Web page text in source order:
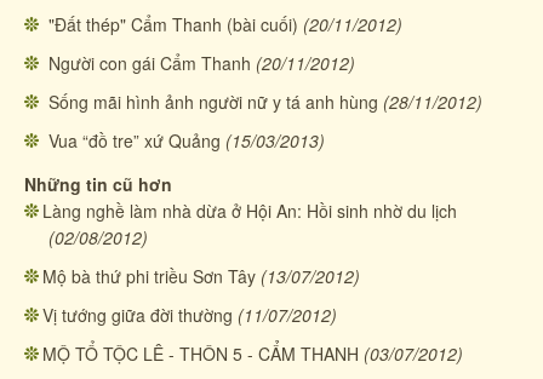
"Đất thép" Cẩm Thanh (bài cuối) (20/11/2012)
Người con gái Cẩm Thanh (20/11/2012)
Sống mãi hình ảnh người nữ y tá anh hùng (28/11/2012)
Vua “đồ tre” xứ Quảng (15/03/2013)
Những tin cũ hơn
Làng nghề làm nhà dừa ở Hội An: Hồi sinh nhờ du lịch
(02/08/2012)
Mộ bà thứ phi triều Sơn Tây (13/07/2012)
Vị tướng giữa đời thường (11/07/2012)
MỘ TỔ TỘC LÊ - THÔN 5 - CẨM THANH (03/07/2012)